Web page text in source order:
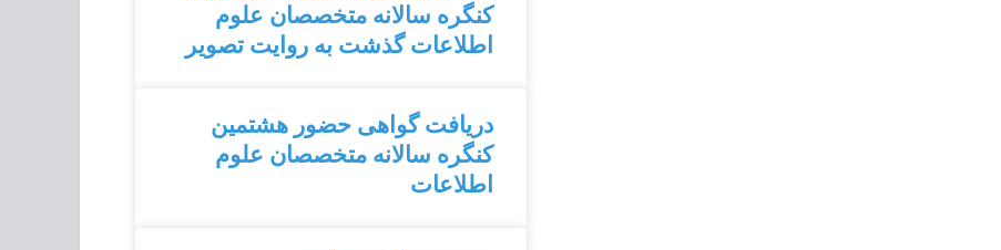
کنگره سالانه متخصصان علوم
اطلاعات گذشت به روایت تصویر
دریافت گواهی حضور هشتمین
کنگره سالانه متخصصان علوم
اطلاعات